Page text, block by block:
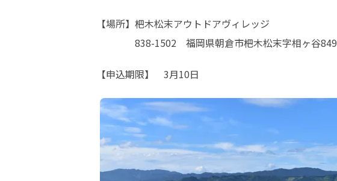
【場所】杷木松末アウトドアヴィレッジ
838-1502　福岡県朝倉市杷木松末字相ヶ谷849
【申込期限】　3月10日